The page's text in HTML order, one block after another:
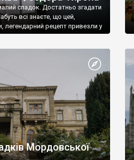
спадок. Достатньо згадати
всі знаєте, що цей,
легендарний рецепт привезли у
Мордовської